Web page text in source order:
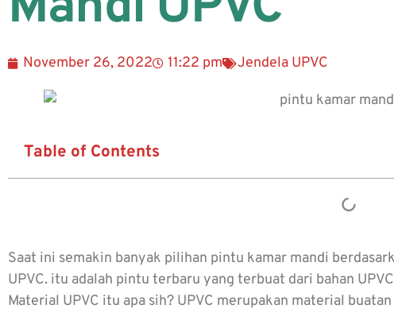
November 26, 2022 11:22 pm Jendela UPVC
Table of Contents
Saat ini semakin banyak pilihan pintu kamar mandi
UPVC. itu adalah pintu terbaru yang terbuat dari bahan
Material UPVC itu apa sih? UPVC merupakan material